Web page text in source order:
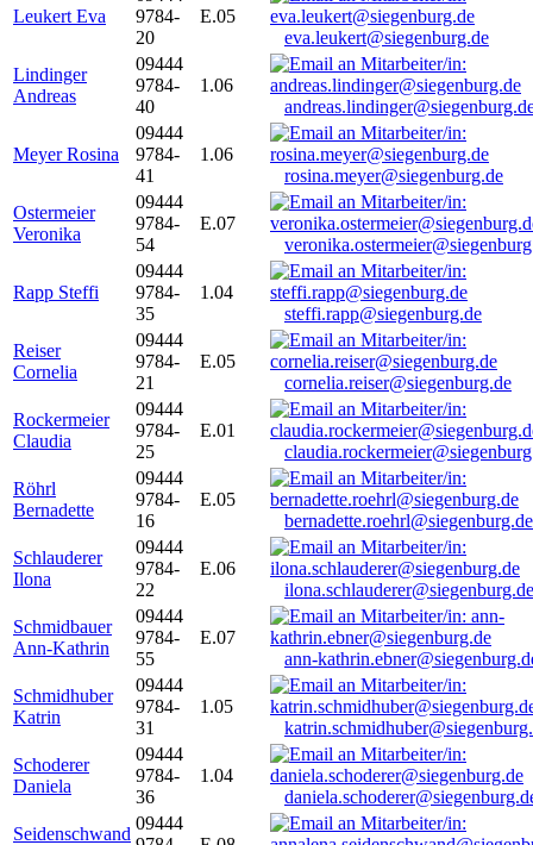
Leukert Eva
9784-
20
E.05
eva.leukert@siegenburg.de
Lindinger
Andreas
09444
9784-
40
1.06
Meyer Rosina
09444
9784-
41
1.06
rosina.meyer@siegenburg.de
Ostermeier
Veronika
09444
9784-
54
E.07
Rapp Steffi
09444
9784-
35
1.04
steffi.rapp@siegenburg.de
Reiser
Cornelia
09444
9784-
21
E.05
cornelia.reiser@siegenburg.de
Rockermeier
Claudia
09444
9784-
25
E.01
Röhrl
Bernadette
09444
9784-
16
E.05
bernadette.roehrl@siegenburg.de
Schlauderer
Ilona
09444
9784-
22
E.06
ilona.schlauderer@siegenburg.de
Schmidbauer
Ann-Kathrin
09444
9784-
55
E.07
ann-
Schmidhuber
Katrin
09444
9784-
31
1.05
Schoderer
Daniela
09444
9784-
36
1.04
Seidenschwand
09444